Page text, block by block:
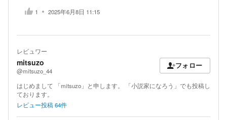
1 2025年6月8日 11:15
レビュワー
mitsuzo
@mitsuzo_44
フォロー
はじめまして 「mitsuzo」と申します。 「小説家になろう」でも投稿し
ております。
レビュー投稿64件